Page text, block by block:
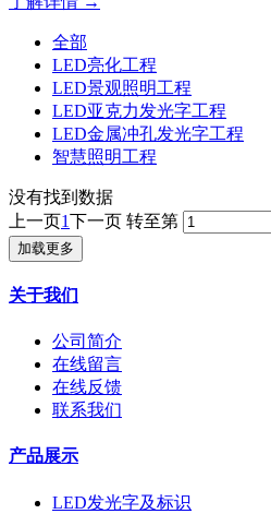
全部
LED亮化工程
LED景观照明工程
LED亚克力发光字工程
LED金属冲孔发光字工程
智慧照明工程
没有找到数据
上一页1下一页 转至第
加载更多
关于我们
公司简介
在线留言
在线反馈
联系我们
产品展示
LED发光字及标识